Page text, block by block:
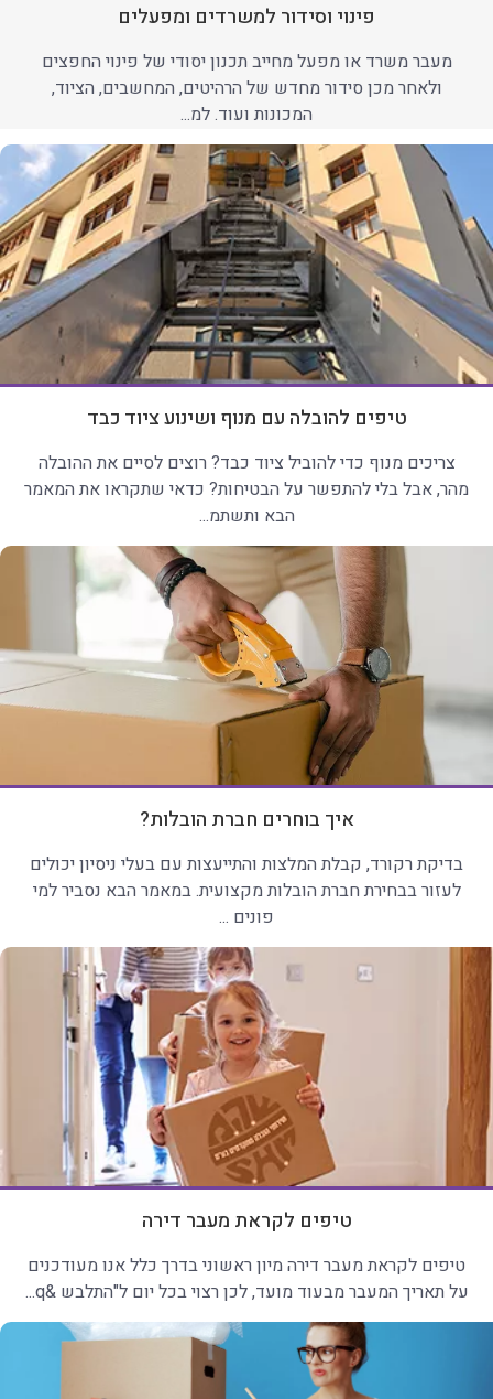
פינוי וסידור למשרדים ומפעלים
מעבר משרד או מפעל מחייב תכנון יסודי של פינוי החפצים
ולאחר מכן סידור מחדש של הרהיטים, המחשבים, הציוד,
המכונות ועוד. למ...
טיפים להובלה עם מנוף ושינוע ציוד כבד
צריכים מנוף כדי להוביל ציוד כבד? רוצים לסיים את ההובלה
מהר, אבל בלי להתפשר על הבטיחות? כדאי שתקראו את המאמר
הבא ותשתמ...
איך בוחרים חברת הובלות?
בדיקת רקורד, קבלת המלצות והתייעצות עם בעלי ניסיון יכולים
לעזור בבחירת חברת הובלות מקצועית. במאמר הבא נסביר למי
פונים ...
טיפים לקראת מעבר דירה
טיפים לקראת מעבר דירה מיון ראשוני בדרך כלל אנו מעודכנים
על תאריך המעבר מבעוד מועד, לכן רצוי בכל יום ל"התלבש &q...